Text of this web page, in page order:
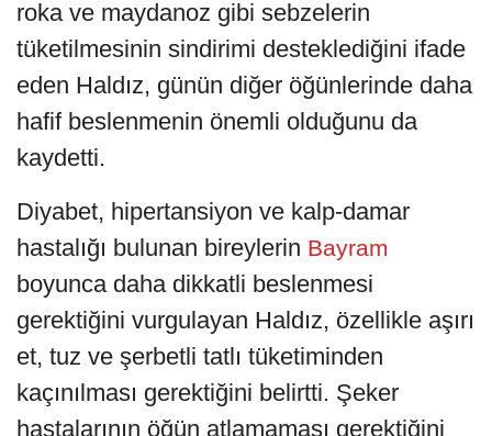
roka ve maydanoz gibi sebzelerin
tüketilmesinin sindirimi desteklediğini ifade
eden Haldız, günün diğer öğünlerinde daha
hafif beslenmenin önemli olduğunu da
kaydetti.
Diyabet, hipertansiyon ve kalp-damar
hastalığı bulunan bireylerin Bayram
boyunca daha dikkatli beslenmesi
gerektiğini vurgulayan Haldız, özellikle aşırı
et, tuz ve şerbetli tatlı tüketiminden
kaçınılması gerektiğini belirtti. Şeker
hastalarının öğün atlamaması gerektiğini